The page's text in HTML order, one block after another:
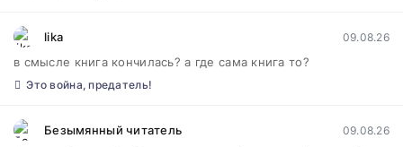
lika 09.08.26
в смысле книга кончилась? а где сама книга то?
Это война, предатель!
Безымянный читатель 09.08.26